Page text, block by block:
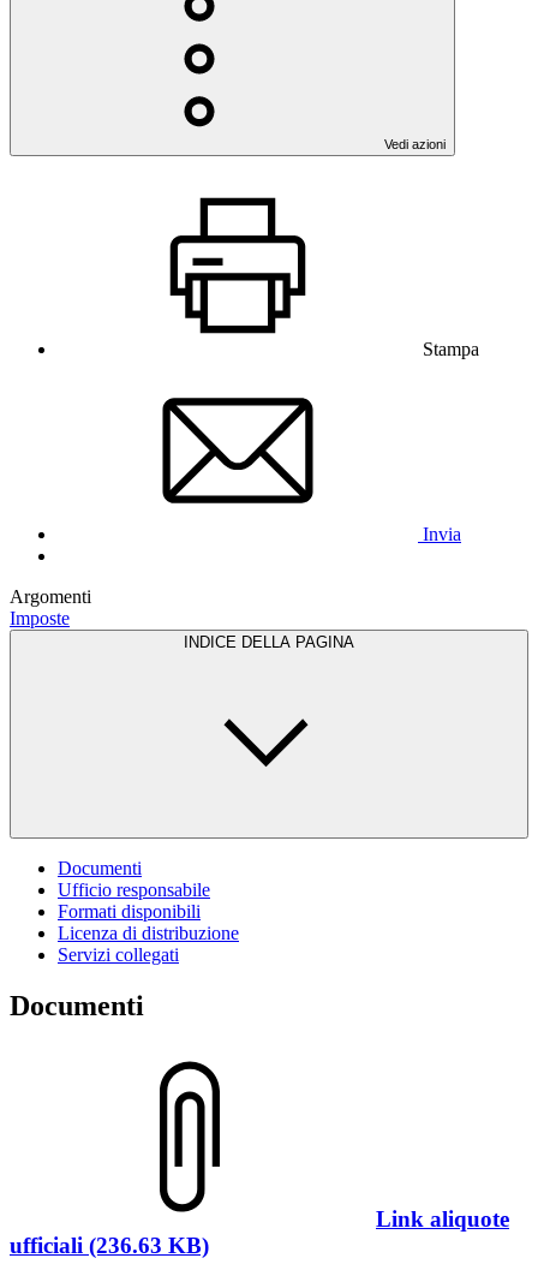
Vedi azioni
Stampa
Invia
Argomenti
Imposte
INDICE DELLA PAGINA
Documenti
Ufficio responsabile
Formati disponibili
Licenza di distribuzione
Servizi collegati
Documenti
Link aliquote
ufficiali (236.63 KB)